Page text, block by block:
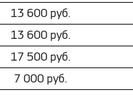
13 600 руб.
13 600 руб.
17 500 руб.
7 000 руб.